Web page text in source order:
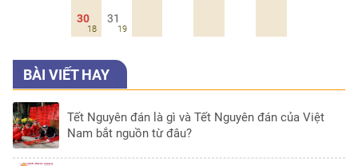
30
18
31
19
BÀI VIẾT HAY
Tết Nguyên đán là gì và Tết Nguyên đán của Việt
Nam bắt nguồn từ đâu?